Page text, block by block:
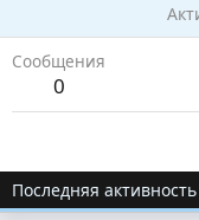
Сообщения
0
Последняя активность